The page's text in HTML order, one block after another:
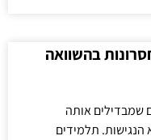
בהשוואה
שמבדילים אותה
הנגישות. תלמידים